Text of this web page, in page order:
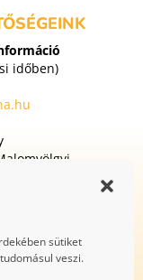
sütiket
veszi.
időben)